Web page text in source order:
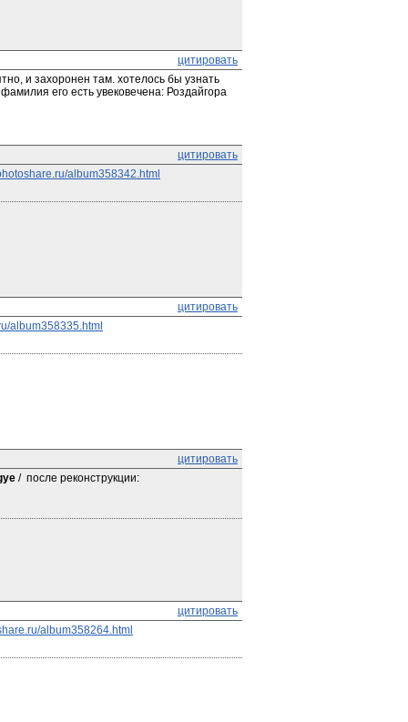
цитировать
и захоронен там. хотелось бы узнать
его есть увековечена: Роздайгора
цитировать
album358342.html
цитировать
album358335.html
цитировать
цитировать
album358264.html